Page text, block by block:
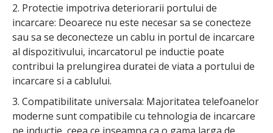
2. Protectie impotriva deteriorarii portului de
incarcare: Deoarece nu este necesar sa se conecteze
sau sa se deconecteze un cablu in portul de incarcare
al dispozitivului, incarcatorul pe inductie poate
contribui la prelungirea duratei de viata a portului de
incarcare si a cablului.
3. Compatibilitate universala: Majoritatea telefoanelor
moderne sunt compatibile cu tehnologia de incarcare